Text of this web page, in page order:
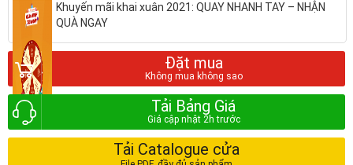
Khuyến mãi khai xuân 2021: QUAY NHANH TAY – NHẬN
QUÀ NGAY
Đặt mua
Tải Bảng Giá
Tải Catalogue cửa